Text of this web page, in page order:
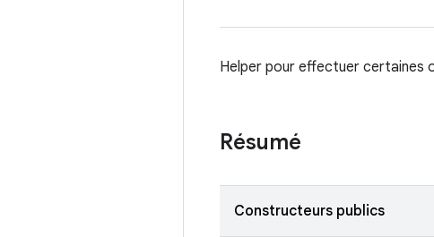
Helper pour effectuer certaines
Résumé
Constructeurs publics